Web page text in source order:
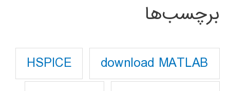
برچسب‌ها
download MATLAB
HSPICE